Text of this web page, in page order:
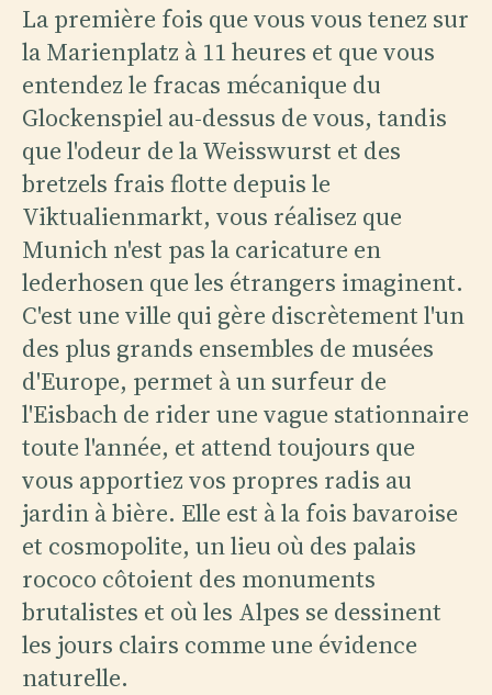
La première fois que vous vous tenez sur
la Marienplatz à 11 heures et que vous
entendez le fracas mécanique du
Glockenspiel au-dessus de vous, tandis
que l'odeur de la Weisswurst et des
bretzels frais flotte depuis le
Viktualienmarkt, vous réalisez que
Munich n'est pas la caricature en
lederhosen que les étrangers imaginent.
C'est une ville qui gère discrètement l'un
des plus grands ensembles de musées
d'Europe, permet à un surfeur de
l'Eisbach de rider une vague stationnaire
toute l'année, et attend toujours que
vous apportiez vos propres radis au
jardin à bière. Elle est à la fois bavaroise
et cosmopolite, un lieu où des palais
rococo côtoient des monuments
brutalistes et où les Alpes se dessinent
les jours clairs comme une évidence
naturelle.